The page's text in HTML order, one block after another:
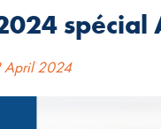
spécial
April 2024